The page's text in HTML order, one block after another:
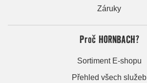
Záruky
Proč HORNBACH?
Sortiment E-shopu
Přehled všech služeb